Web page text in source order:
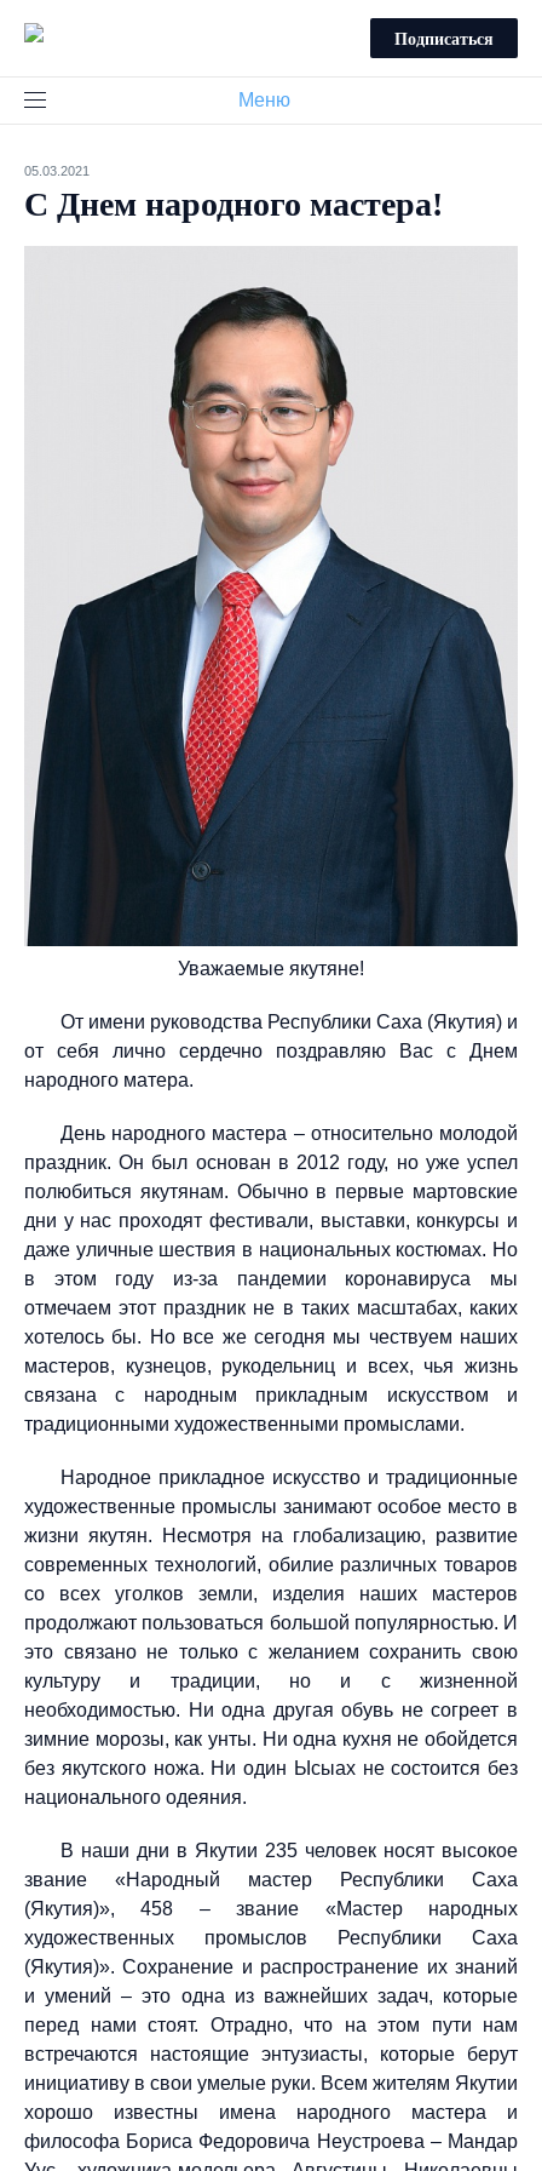
Подписаться
Меню
05.03.2021
С Днем народного мастера!
Уважаемые якутяне!
От имени руководства Республики Саха (Якутия) и
от себя лично сердечно поздравляю Вас с Днем
народного матера.
День народного мастера – относительно молодой
праздник. Он был основан в 2012 году, но уже успел
полюбиться якутянам. Обычно в первые мартовские
дни у нас проходят фестивали, выставки, конкурсы и
даже уличные шествия в национальных костюмах. Но
в этом году из-за пандемии коронавируса мы
отмечаем этот праздник не в таких масштабах, каких
хотелось бы. Но все же сегодня мы чествуем наших
мастеров, кузнецов, рукодельниц и всех, чья жизнь
связана с народным прикладным искусством и
традиционными художественными промыслами.
Народное прикладное искусство и традиционные
художественные промыслы занимают особое место в
жизни якутян. Несмотря на глобализацию, развитие
современных технологий, обилие различных товаров
со всех уголков земли, изделия наших мастеров
продолжают пользоваться большой популярностью. И
это связано не только с желанием сохранить свою
культуру и традиции, но и с жизненной
необходимостью. Ни одна другая обувь не согреет в
зимние морозы, как унты. Ни одна кухня не обойдется
без якутского ножа. Ни один Ысыах не состоится без
национального одеяния.
В наши дни в Якутии 235 человек носят высокое
звание «Народный мастер Республики Саха
(Якутия)», 458 – звание «Мастер народных
художественных промыслов Республики Саха
(Якутия)». Сохранение и распространение их знаний
и умений – это одна из важнейших задач, которые
перед нами стоят. Отрадно, что на этом пути нам
встречаются настоящие энтузиасты, которые берут
инициативу в свои умелые руки. Всем жителям Якутии
хорошо известны имена народного мастера и
философа Бориса Федоровича Неустроева – Мандар